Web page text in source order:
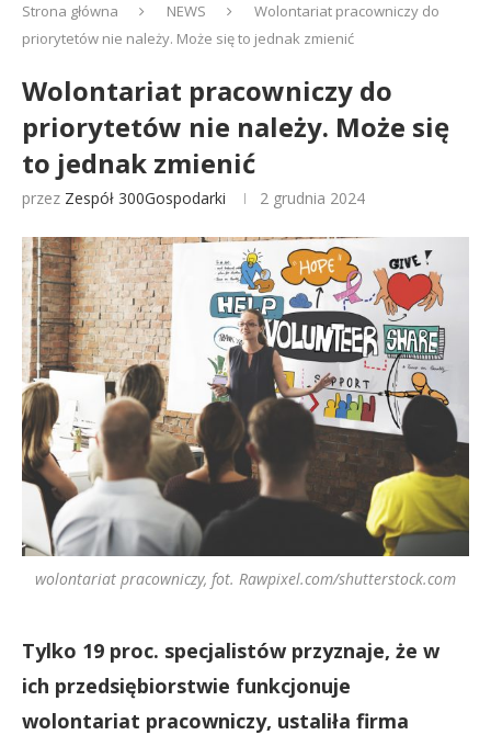
Strona główna NEWS
Wolontariat pracowniczy do
priorytetów nie należy. Może się to jednak zmienić
Wolontariat pracowniczy do
priorytetów nie należy. Może się
to jednak zmienić
przez Zespół 300Gospodarki 2 grudnia 2024
wolontariat pracowniczy, fot. Rawpixel.com/shutterstock.com
Tylko 19 proc. specjalistów przyznaje, że w
ich przedsiębiorstwie funkcjonuje
wolontariat pracowniczy, ustaliła firma